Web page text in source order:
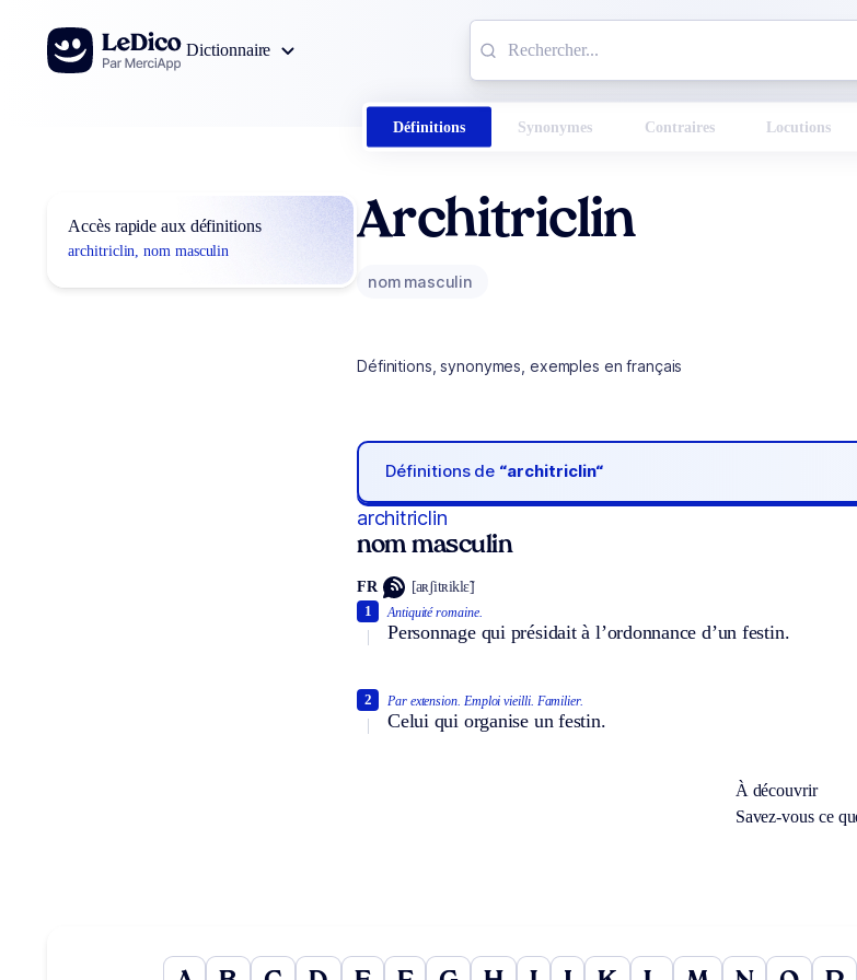
Aller au contenu
Dictionnaire
Définitions Synonymes Contraires Locutions
Accès rapide aux définitions
architriclin, nom masculin
Architriclin
nom masculin
Définitions, synonymes, exemples en français
Définitions de “architriclin“
architriclin
nom masculin
FR [aʀʃitʀiklɛ̃]
Antiquité romaine.
Personnage qui présidait à l’ordonnance d’un festin.
1
Par extension. Emploi vieilli. Familier.
Celui qui organise un festin.
2
À découvrir
Savez-vous ce